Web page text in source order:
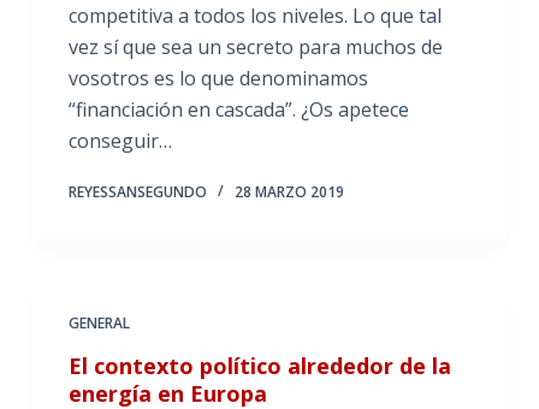
competitiva a todos los niveles. Lo que tal
vez sí que sea un secreto para muchos de
vosotros es lo que denominamos
“financiación en cascada”. ¿Os apetece
conseguir…
REYESSANSEGUNDO 28 MARZO 2019
GENERAL
El contexto político alrededor de la
energía en Europa